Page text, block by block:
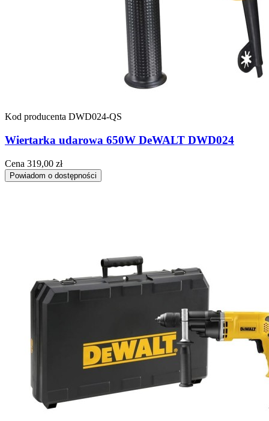
Kod producenta DWD024-QS
Wiertarka udarowa 650W DeWALT DWD024
Cena 319,00 zł
Powiadom o dostępności